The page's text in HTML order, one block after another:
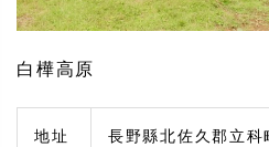
白樺高原
地址 長野縣北佐久郡立科